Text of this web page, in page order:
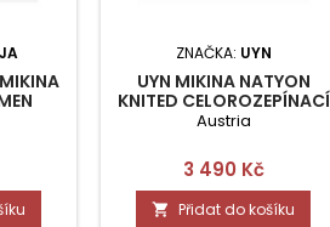
ZNAČKA: UYN
UYN MIKINA NATYON
KNITED CELOROZEPÍNACÍ
VEL.M
Austria
Cena
3 490 Kč
 Přidat do košíku